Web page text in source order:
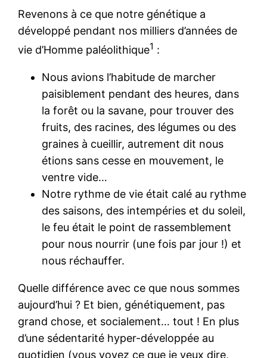
Revenons à ce que notre génétique a
développé pendant nos milliers d’années de
vie d’Homme paléolithique1 :
Nous avions l’habitude de marcher
paisiblement pendant des heures, dans
la forêt ou la savane, pour trouver des
fruits, des racines, des légumes ou des
graines à cueillir, autrement dit nous
étions sans cesse en mouvement, le
ventre vide…
Notre rythme de vie était calé au rythme
des saisons, des intempéries et du soleil,
le feu était le point de rassemblement
pour nous nourrir (une fois par jour !) et
nous réchauffer.
Quelle différence avec ce que nous sommes
aujourd’hui ? Et bien, génétiquement, pas
grand chose, et socialement… tout ! En plus
d’une sédentarité hyper-développée au
quotidien (vous voyez ce que je veux dire,